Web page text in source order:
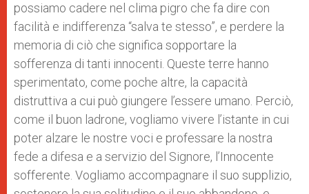
possiamo cadere nel clima pigro che fa dire con
facilità e indifferenza “salva te stesso”, e perdere la
memoria di ciò che significa sopportare la
sofferenza di tanti innocenti. Queste terre hanno
sperimentato, come poche altre, la capacità
distruttiva a cui può giungere l’essere umano. Perciò,
come il buon ladrone, vogliamo vivere l’istante in cui
poter alzare le nostre voci e professare la nostra
fede a difesa e a servizio del Signore, l’Innocente
sofferente. Vogliamo accompagnare il suo supplizio,